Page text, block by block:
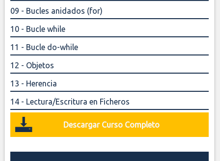
09 - Bucles anidados (for)
10 - Bucle while
11 - Bucle do-while
12 - Objetos
13 - Herencia
14 - Lectura/Escritura en Ficheros
Descargar Curso Completo